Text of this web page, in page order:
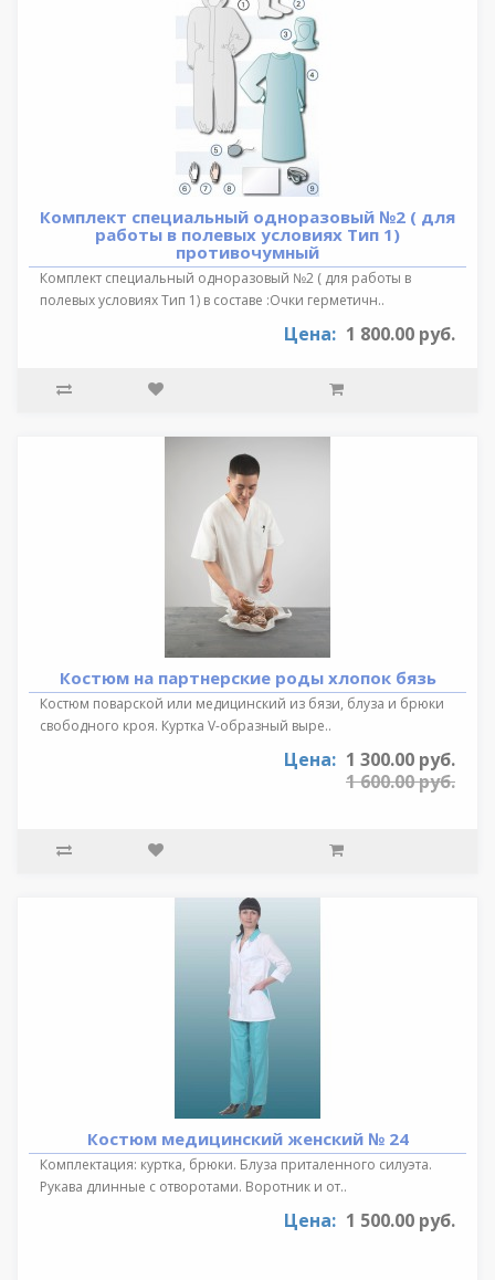
Комплект специальный одноразовый №2 ( для
работы в полевых условиях Тип 1)
противочумный
Комплект специальный одноразовый №2 ( для работы в
полевых условиях Тип 1) в составе :Очки герметичн..
Цена: 1 800.00 руб.
Костюм на партнерские роды хлопок бязь
Костюм поварской или медицинский из бязи, блуза и брюки
свободного кроя. Куртка V-образный выре..
Цена: 1 300.00 руб.
1 600.00 руб.
Костюм медицинский женский № 24
Комплектация: куртка, брюки. Блуза приталенного силуэта.
Рукава длинные с отворотами. Воротник и от..
Цена: 1 500.00 руб.